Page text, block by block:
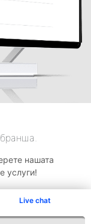
Live chat
нашата
услуги!